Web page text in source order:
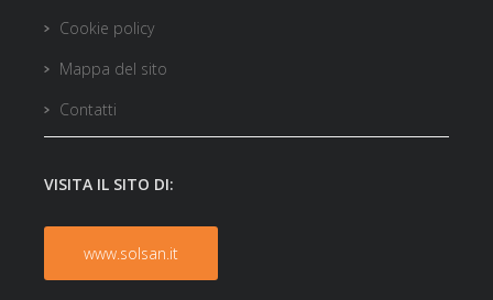
Cookie policy
Mappa del sito
Contatti
VISITA IL SITO DI:
www.solsan.it